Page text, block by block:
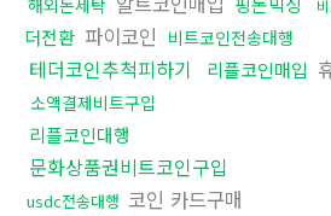
해외돈세탁
더전환 파이코인 비트코인전송대행
테더코인추척피하기 리플코인매입
소액결제비트구입
리플코인대행
문화상품권비트코인구입
usdc전송대행 코인 카드구매